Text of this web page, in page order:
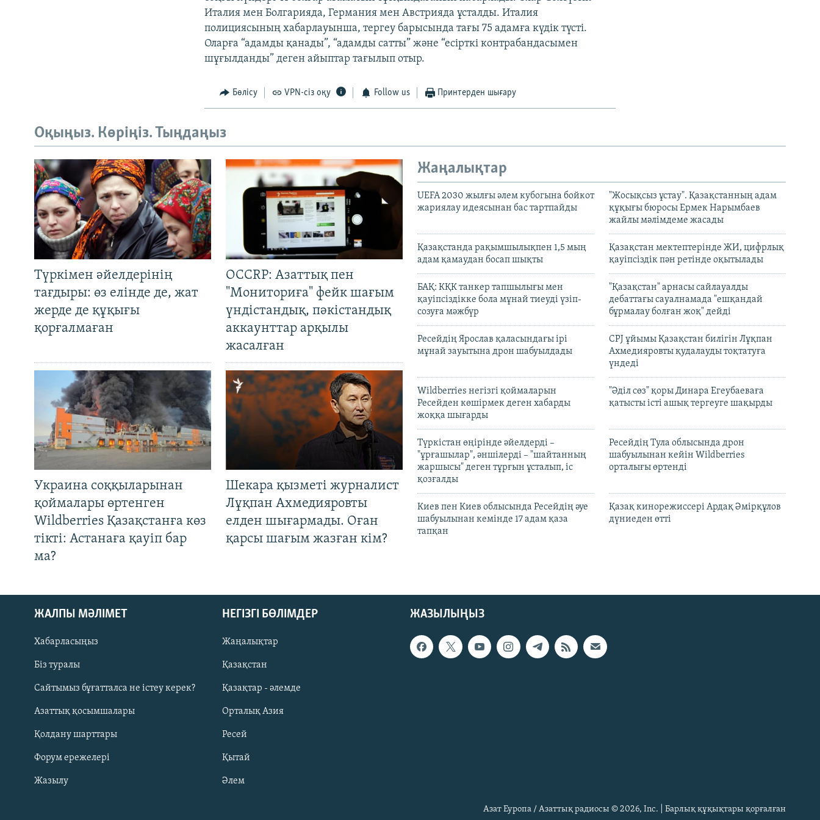
Русский
ЖАЗЫЛЫҢЫЗ
Италия мен Болгарияда, Германия мен Австрияда ұсталды. Италия
полициясының хабарлауынша, тергеу барысында тағы 75 адамға күдік түсті.
Оларға “адамды қанады”, “адамды сатты” және “есірткі контрабандасымен
шұғылданды” деген айыптар тағылып отыр.
Бөлісу VPN-сіз оқу Follow us Принтерден шығару
Оқыңыз. Көріңіз. Тыңдаңыз
Түркімен әйелдерінің
тағдыры: өз елінде де, жат
жерде де құқығы
қорғалмаған
OCCRP: Азаттық пен
"Мониториға" фейк шағым
үндістандық, пәкістандық
аккаунттар арқылы
жасалған
Украина соққыларынан
қоймалары өртенген
Wildberries Қазақстанға көз
тікті: Астанаға қауіп бар
ма?
Шекара қызметі журналист
Лұқпан Ахмедияровты
елден шығармады. Оған
қарсы шағым жазған кім?
Жаңалықтар
UEFA 2030 жылғы әлем кубогына бойкот
жариялау идеясынан бас тартпайды
"Жосықсыз ұстау". Қазақстанның адам
құқығы бюросы Ермек Нарымбаев
жайлы мәлімдеме жасады
Қазақстанда рақымшылықпен 1,5 мың
адам қамаудан босап шықты
Қазақстан мектептерінде ЖИ, цифрлық
қауіпсіздік пән ретінде оқытылады
БАҚ: КҚК танкер тапшылығы мен
қауіпсіздікке бола мұнай тиеуді үзіп-
созуға мәжбүр
"Қазақстан" арнасы сайлауалды
дебаттағы сауалнамада "ешқандай
бұрмалау болған жоқ" дейді
Ресейдің Ярослав қаласындағы ірі
мұнай зауытына дрон шабуылдады
CPJ ұйымы Қазақстан билігін Лұқпан
Ахмедияровты қудалауды тоқтатуға
үндеді
Wildberries негізгі қоймаларын
Ресейден көшірмек деген хабарды
жоққа шығарды
"Әділ сөз" қоры Динара Егеубаеваға
қатысты істі ашық тергеуге шақырды
Түркістан өңірінде әйелдерді –
"ұрғашылар", әншілерді – "шайтанның
жаршысы" деген тұрғын ұсталып, іс
қозғалды
Ресейдің Тула облысында дрон
шабуылынан кейін Wildberries
орталығы өртенді
Киев пен Киев облысында Ресейдің әуе
шабуылынан кемінде 17 адам қаза
тапқан
Қазақ кинорежиссері Ардақ Әмірқұлов
дүниеден өтті
ЖАЗЫЛЫҢЫЗ
ЖАЛПЫ МӘЛІМЕТ
Хабарласыңыз
Біз туралы
Сайтымыз бұғатталса не істеу керек?
Азаттық қосымшалары
Қолдану шарттары
Форум ережелері
Жазылу
НЕГІЗГІ БӨЛІМДЕР
Жаңалықтар
Қазақстан
Қазақтар - әлемде
Орталық Азия
Ресей
Қытай
Әлем
Азат Еуропа / Азаттық радиосы © 2026, Inc. | Барлық құқықтары қорғалған